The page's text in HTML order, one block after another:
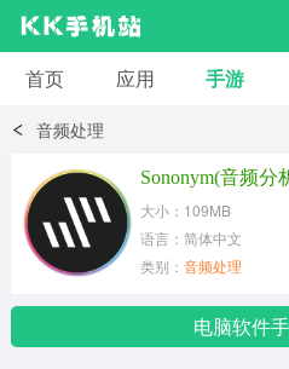
安卓应用
小说漫画
首页 应用 手游
音频处理
Sononym(音频分
大小：109MB
语言：简体中文
类别： 音频处理
电脑软件